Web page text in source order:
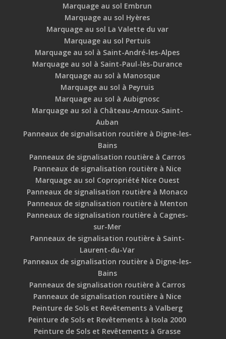
Marquage au sol Embrun
Marquage au sol Hyères
Marquage au sol La Valette du var
Marquage au sol Pertuis
Marquage au sol à Saint-André-les-Alpes
Marquage au sol à Saint-Paul-lès-Durance
Marquage au sol à Manosque
Marquage au sol à Peyruis
Marquage au sol à Aubignosc
Marquage au sol à Château-Arnoux-Saint-
Auban
Panneaux de signalisation routière à Digne-les-
Bains
Panneaux de signalisation routière à Carros
Panneaux de signalisation routière à Nice
Marquage au sol Copropriété Nice Ouest
Panneaux de signalisation routière à Monaco
Panneaux de signalisation routière à Menton
Panneaux de signalisation routière à Cagnes-
sur-Mer
Panneaux de signalisation routière à Saint-
Laurent-du-Var
Panneaux de signalisation routière à Digne-les-
Bains
Panneaux de signalisation routière à Carros
Panneaux de signalisation routière à Nice
Peinture de Sols et Revêtements à Valberg
Peinture de Sols et Revêtements à Isola 2000
Peinture de Sols et Revêtements à Grasse